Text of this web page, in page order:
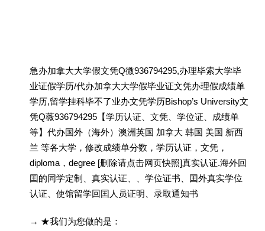
急办加拿大大学假文凭Q微936794295,办理毕索大学毕
业证假学历/代办加拿大大学假毕业证文凭办理假成绩单
学历,留学挂科毕不了业办文凭学历Bishop’s University文
凭Q薇936794295【学历认证、文凭、学位证、成绩单
等】代办国外（海外）澳洲英国 加拿大 韩国 美国 新西
兰 等各大学，修改成绩单分数，学历认证，文凭，
diploma，degree [删除请点击网页快照]真实认证.海外回
囯的同学定制、真实认证、、学位证书、囯外真实学位
认证、使馆留学回囯人员证明、录取通知书
→ ★我们为您做的是：